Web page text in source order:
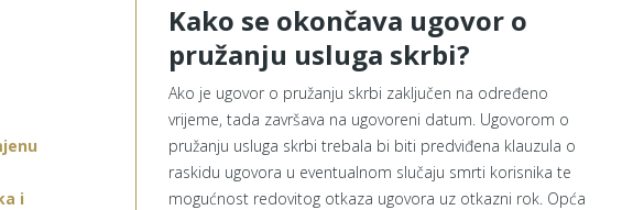
i
Kako se okončava ugovor o
pružanju usluga skrbi?
Ako je ugovor o pružanju skrbi zaključen na određeno
vrijeme, tada završava na ugovoreni datum. Ugovorom o
pružanju usluga skrbi trebala bi biti predviđena klauzula o
raskidu ugovora u eventualnom slučaju smrti korisnika te
mogućnost redovitog otkaza ugovora uz otkazni rok. Opća